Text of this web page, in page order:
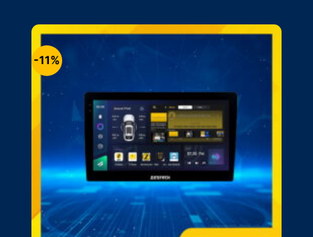
14.900.000₫.là:
13.900.000₫.
-11%